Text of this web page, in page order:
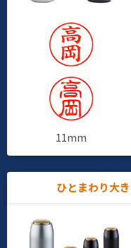
11mm
ひとまわり大